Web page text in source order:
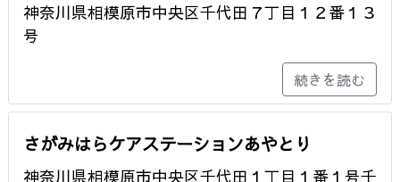
神奈川県相模原市中央区千代田７丁目１２番１３
号
続きを読む
さがみはらケアステーションあやとり
神奈川県相模原市中央区千代田１丁目１番１号千